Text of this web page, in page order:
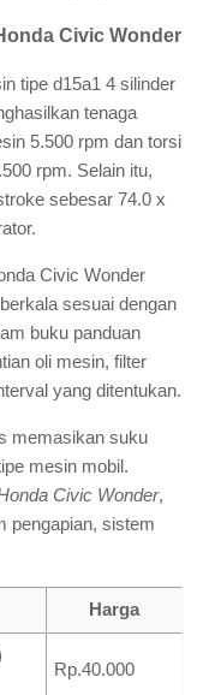
Civic Wonder
tipe d15a1 4 silinder
tenaga
5.500 rpm dan torsi
rpm. Selain itu,
sebesar 74.0 x
Civic Wonder
sesuai dengan
buku panduan
oli mesin, filter
yang ditentukan.
memasikan suku
mesin mobil.
Civic Wonder,
pengapian, sistem
Harga
Rp.40.000